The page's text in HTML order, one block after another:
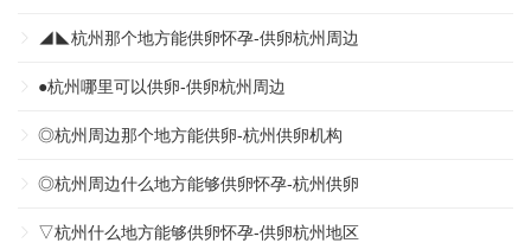
◢◣杭州那个地方能供卵怀孕-供卵杭州周边
●杭州哪里可以供卵-供卵杭州周边
◎杭州周边那个地方能供卵-杭州供卵机构
◎杭州周边什么地方能够供卵怀孕-杭州供卵
▽杭州什么地方能够供卵怀孕-供卵杭州地区